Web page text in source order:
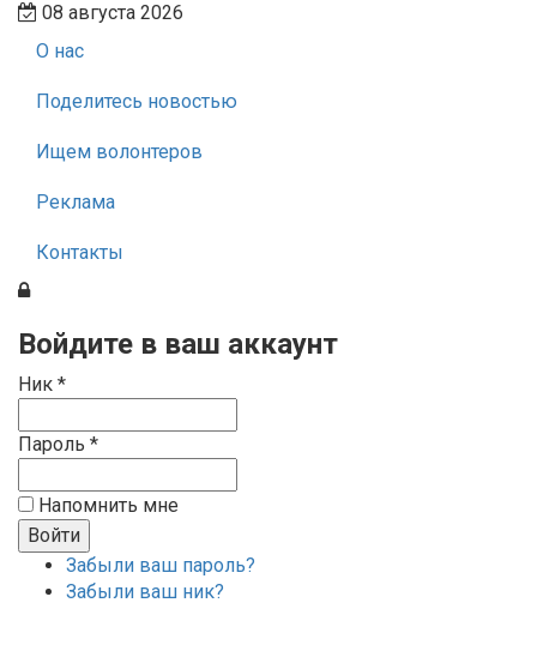
08 августа 2026
О нас
Поделитесь новостью
Ищем волонтеров
Реклама
Контакты
Войдите в ваш аккаунт
Ник *
Пароль *
Напомнить мне
Забыли ваш пароль?
Забыли ваш ник?